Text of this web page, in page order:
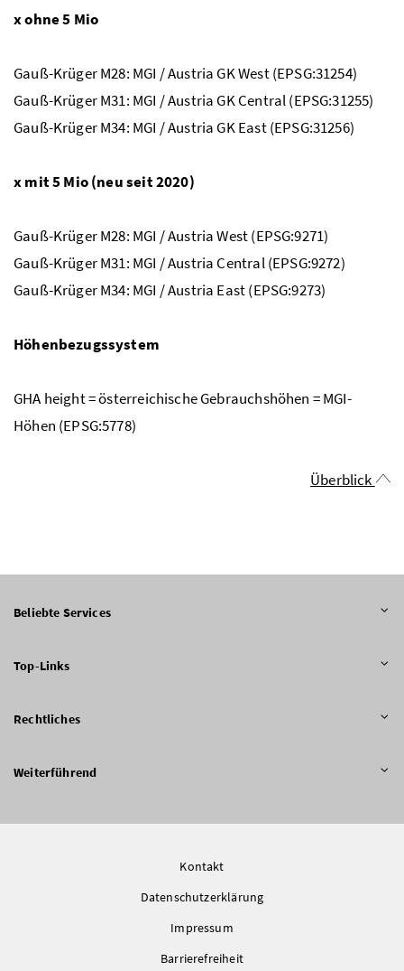
x ohne 5 Mio
Gauß-Krüger M28: MGI / Austria GK West (EPSG:31254)
Gauß-Krüger M31: MGI / Austria GK Central (EPSG:31255)
Gauß-Krüger M34: MGI / Austria GK East (EPSG:31256)
x mit 5 Mio (neu seit 2020)
Gauß-Krüger M28: MGI / Austria West (EPSG:9271)
Gauß-Krüger M31: MGI / Austria Central (EPSG:9272)
Gauß-Krüger M34: MGI / Austria East (EPSG:9273)
Höhenbezugssystem
GHA height = österreichische Gebrauchshöhen = MGI-
Höhen (EPSG:5778)
Überblick
Beliebte Services
Top-Links
Rechtliches
Weiterführend
Kontakt
Datenschutzerklärung
Impressum
Barrierefreiheit